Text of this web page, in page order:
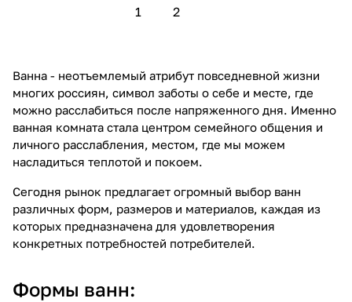
1 2
Ванна - неотъемлемый атрибут повседневной жизни
многих россиян, символ заботы о себе и месте, где
можно расслабиться после напряженного дня. Именно
ванная комната стала центром семейного общения и
личного расслабления, местом, где мы можем
насладиться теплотой и покоем.
Сегодня рынок предлагает огромный выбор ванн
различных форм, размеров и материалов, каждая из
которых предназначена для удовлетворения
конкретных потребностей потребителей.
Формы ванн: